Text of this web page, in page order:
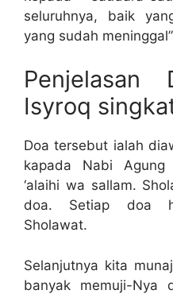
seluruhnya, baik
yang sudah meninggal”
Isyroq
Doa tersebut ialah
kapada Nabi Agung
‘alaihi wa sallam.
doa. Setiap doa
Sholawat.
Selanjutnya kita
banyak memuji-Nya